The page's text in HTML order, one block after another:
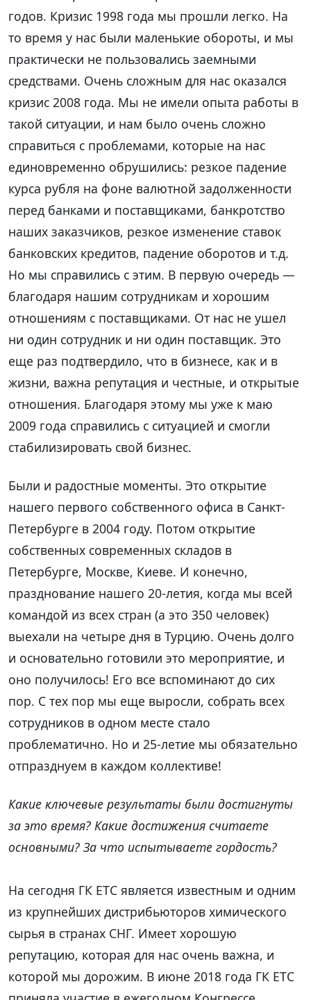
годов. Кризис 1998 года мы прошли легко. На
то время у нас были маленькие обороты, и мы
практически не пользовались заемными
средствами. Очень сложным для нас оказался
кризис 2008 года. Мы не имели опыта работы в
такой ситуации, и нам было очень сложно
справиться с проблемами, которые на нас
единовременно обрушились: резкое падение
курса рубля на фоне валютной задолженности
перед банками и поставщиками, банкротство
наших заказчиков, резкое изменение ставок
банковских кредитов, падение оборотов и т.д.
Но мы справились с этим. В первую очередь —
благодаря нашим сотрудникам и хорошим
отношениям с поставщиками. От нас не ушел
ни один сотрудник и ни один поставщик. Это
еще раз подтвердило, что в бизнесе, как и в
жизни, важна репутация и честные, и открытые
отношения. Благодаря этому мы уже к маю
2009 года справились с ситуацией и смогли
стабилизировать свой бизнес.
Были и радостные моменты. Это открытие
нашего первого собственного офиса в Санкт-
Петербурге в 2004 году. Потом открытие
собственных современных складов в
Петербурге, Москве, Киеве. И конечно,
празднование нашего 20-летия, когда мы всей
командой из всех стран (а это 350 человек)
выехали на четыре дня в Турцию. Очень долго
и основательно готовили это мероприятие, и
оно получилось! Его все вспоминают до сих
пор. С тех пор мы еще выросли, собрать всех
сотрудников в одном месте стало
проблематично. Но и 25-летие мы обязательно
отпразднуем в каждом коллективе!
Какие ключевые результаты были достигнуты
за это время? Какие достижения считаете
основными? За что испытываете гордость?
На сегодня ГК ЕТС является известным и одним
из крупнейших дистрибьюторов химического
сырья в странах СНГ. Имеет хорошую
репутацию, которая для нас очень важна, и
которой мы дорожим. В июне 2018 года ГК ЕТС